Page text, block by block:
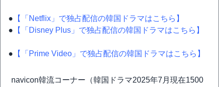
● 【「Netflix」で独占配信の韓国ドラマはこちら】
● 【「Disney Plus」で独占配信の韓国ドラマはこちら】
● 【「Prime Video」で独占配信の韓国ドラマはこちら】
navicon韓流コーナー（韓国ドラマ2025年7月現在1500